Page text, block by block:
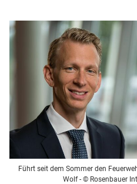
Führt seit dem Sommer den
Wolf- © Rosenbauer